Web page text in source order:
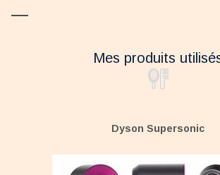
Mes produits
Dyson Supersonic